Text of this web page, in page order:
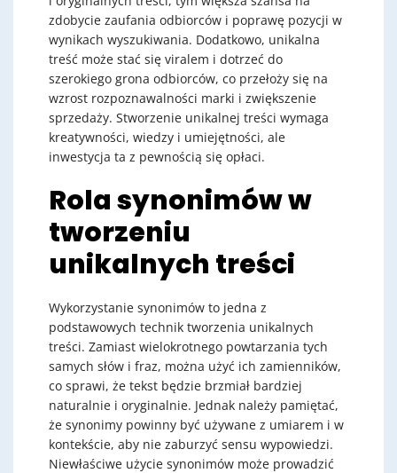
zdobycie zaufania odbiorców i poprawę pozycji w
wynikach wyszukiwania. Dodatkowo, unikalna
treść może stać się viralem i dotrzeć do
szerokiego grona odbiorców, co przełoży się na
wzrost rozpoznawalności marki i zwiększenie
sprzedaży. Stworzenie unikalnej treści wymaga
kreatywności, wiedzy i umiejętności, ale
inwestycja ta z pewnością się opłaci.
Rola synonimów w
tworzeniu
unikalnych treści
Wykorzystanie synonimów to jedna z
podstawowych technik tworzenia unikalnych
treści. Zamiast wielokrotnego powtarzania tych
samych słów i fraz, można użyć ich zamienników,
co sprawi, że tekst będzie brzmiał bardziej
naturalnie i oryginalnie. Jednak należy pamiętać,
że synonimy powinny być używane z umiarem i w
kontekście, aby nie zaburzyć sensu wypowiedzi.
Niewłaściwe użycie synonimów może prowadzić